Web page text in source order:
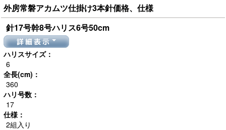
外房常磐アカムツ仕掛け3本針価格、仕様
針17号幹8号ハリス6号50cm
詳細表示
ハリスサイズ：
6
全長(cm)：
360
ハリ号数：
17
仕様：
2組入り